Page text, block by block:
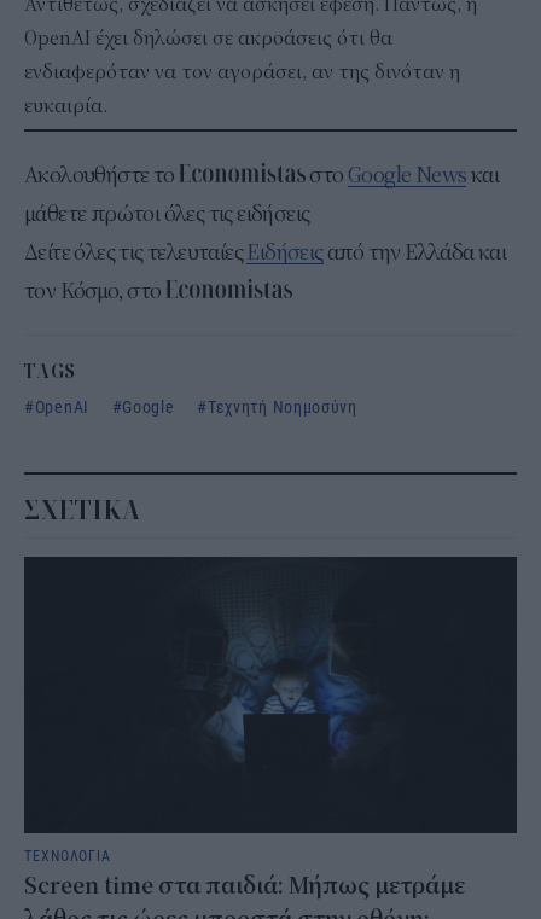
OpenAI έχει δηλώσει σε ακροάσεις ότι θα
ενδιαφερόταν να τον αγοράσει, αν της δινόταν η
ευκαιρία.
Ακολουθήστε το στο Google Newsκαι
μάθετε πρώτοι όλες τις ειδήσεις
Δείτε όλες τις τελευταίεςΕιδήσειςαπό την Ελλάδα και
τον Κόσμο, στο
TAGS
OpenAI
Google Τεχνητή Νοημοσύνη
ΣΧΕΤΙΚΑ
ΤΕΧΝΟΛΟΓΙΑ
Screen time στα παιδιά: Μήπως μετράμε